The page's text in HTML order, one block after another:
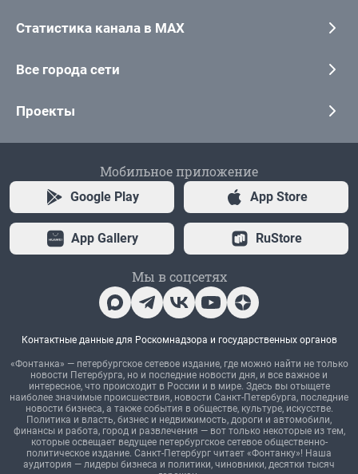
Статистика канала в MAX
Все города сети
Проекты
Мобильное приложение
Google Play App Store
App Gallery RuStore
Мы в соцсетях
Контактные данные для Роскомнадзора и государственных органов
«Фонтанка» — петербургское сетевое издание, где можно найти не только
новости Петербурга, но и последние новости дня, и все важное и
интересное, что происходит в России и в мире. Здесь вы отыщете
наиболее значимые происшествия, новости Санкт-Петербурга, последние
новости бизнеса, а также события в обществе, культуре, искусстве.
Политика и власть, бизнес и недвижимость, дороги и автомобили,
финансы и работа, город и развлечения — вот только некоторые из тем,
которые освещает ведущее петербургское сетевое общественно-
политическое издание. Санкт-Петербург читает «Фонтанку»! Наша
аудитория — лидеры бизнеса и политики, чиновники, десятки тысяч